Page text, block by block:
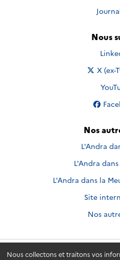
Nous collectons et traitons vos
Nous
Nous
Nous
X (ex-
Nous
Nos
L'Andra
L'Andra
L'Andra dans la
Site
Nos
Andra.fr © 2026 -